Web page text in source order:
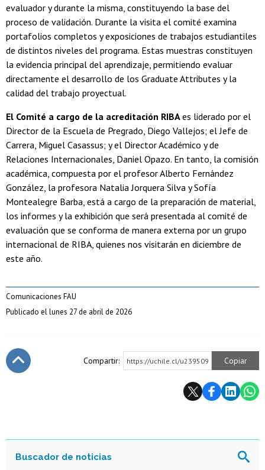
evaluador y durante la misma, constituyendo la base del
proceso de validación. Durante la visita el comité examina
portafolios completos y exposiciones de trabajos estudiantiles
de distintos niveles del programa. Estas muestras constituyen
la evidencia principal del aprendizaje, permitiendo evaluar
directamente el desarrollo de los Graduate Attributes y la
calidad del trabajo proyectual.
El Comité a cargo de la acreditación RIBAes liderado por el
Director de la Escuela de Pregrado, Diego Vallejos; el Jefe de
Carrera, Miguel Casassus; y el Director Académico y de
Relaciones Internacionales, Daniel Opazo. En tanto, la comisión
académica, compuesta por el profesor Alberto Fernández
González, la profesora Natalia Jorquera Silva y Sofía
Montealegre Barba, está a cargo de la preparación de material,
los informes y la exhibición que será presentada al comité de
evaluación que se conforma de manera externa por un grupo
internacional de RIBA, quienes nos visitarán en diciembre de
este año.
Comunicaciones FAU
Publicado el lunes 27 de abril de 2026
Compartir: https://uchile.cl/u239509 Copiar